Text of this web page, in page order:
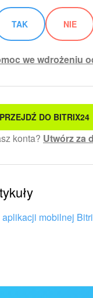
TAK NIE
we wdrożeniu
szukam
i niezrozumiały tekst
Potrzebuję więcej
sposób działania tego
PRZEJDŹ DO BITRIX24
konta? Utwórz za
mobilnej